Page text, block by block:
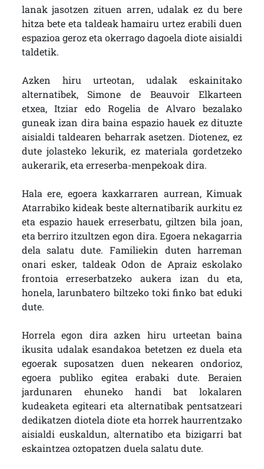
lanak jasotzen zituen arren, udalak ez du bere
hitza bete eta taldeak hamairu urtez erabili duen
espazioa geroz eta okerrago dagoela diote aisialdi
taldetik.
Azken hiru urteotan, udalak eskainitako
alternatibek, Simone de Beauvoir Elkarteen
etxea, Itziar edo Rogelia de Alvaro bezalako
guneak izan dira baina espazio hauek ez dituzte
aisialdi taldearen beharrak asetzen. Diotenez, ez
dute jolasteko lekurik, ez materiala gordetzeko
aukerarik, eta erreserba-menpekoak dira.
Hala ere, egoera kaxkarraren aurrean, Kimuak
Atarrabiko kideak beste alternatibarik aurkitu ez
eta espazio hauek erreserbatu, giltzen bila joan,
eta berriro itzultzen egon dira. Egoera nekagarria
dela salatu dute. Familiekin duten harreman
onari esker, taldeak Odon de Apraiz eskolako
frontoia erreserbatzeko aukera izan du eta,
honela, larunbatero biltzeko toki finko bat eduki
dute.
Horrela egon dira azken hiru urteetan baina
ikusita udalak esandakoa betetzen ez duela eta
egoerak suposatzen duen nekearen ondorioz,
egoera publiko egitea erabaki dute. Beraien
jardunaren ehuneko handi bat lokalaren
kudeaketa egiteari eta alternatibak pentsatzeari
dedikatzen diotela diote eta horrek haurrentzako
aisialdi euskaldun, alternatibo eta bizigarri bat
eskaintzea oztopatzen duela salatu dute.